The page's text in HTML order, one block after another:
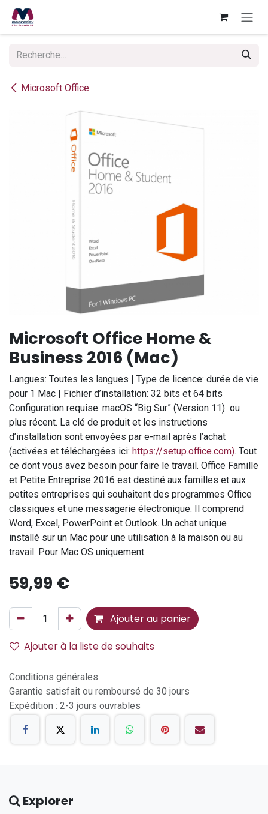
Se rendre au contenu
Microsoft Office
Microsoft Office Home &
Business 2016 (Mac)
Langues: Toutes les langues | Type de licence: durée de vie
pour 1 Mac | Fichier d’installation: 32 bits et 64 bits
Configuration requise: macOS “Big Sur” (Version 11) ou
plus récent. La clé de produit et les instructions
d’installation sont envoyées par e-mail après l’achat
(activées et téléchargées ici: https://setup.office.com). Tout
ce dont vous avez besoin pour faire le travail. Office Famille
et Petite Entreprise 2016 est destiné aux familles et aux
petites entreprises qui souhaitent des programmes Office
classiques et une messagerie électronique. Il comprend
Word, Excel, PowerPoint et Outlook. Un achat unique
installé sur un Mac pour une utilisation à la maison ou au
travail. Pour Mac OS uniquement.
59,99 €
Ajouter au panier
Ajouter à la liste de souhaits
Conditions générales
Garantie satisfait ou remboursé de 30 jours
Expédition : 2-3 jours ouvrables
Explorer